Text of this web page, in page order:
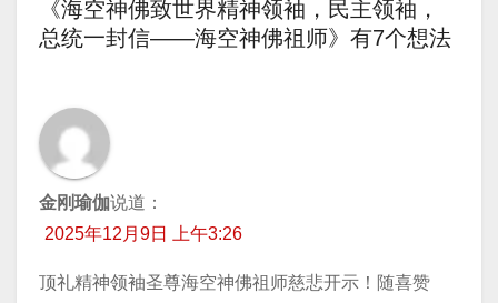
导
航
《海空神佛致世界精神领袖，民主领袖，
总统一封信——海空神佛祖师》有7个想法
金刚瑜伽说道：
2025年12月9日 上午3:26
顶礼精神领袖圣尊海空神佛祖师慈悲开示！随喜赞